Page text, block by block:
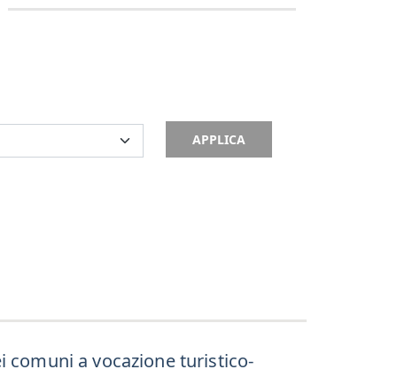
APPLICA
comuni a vocazione turistico-